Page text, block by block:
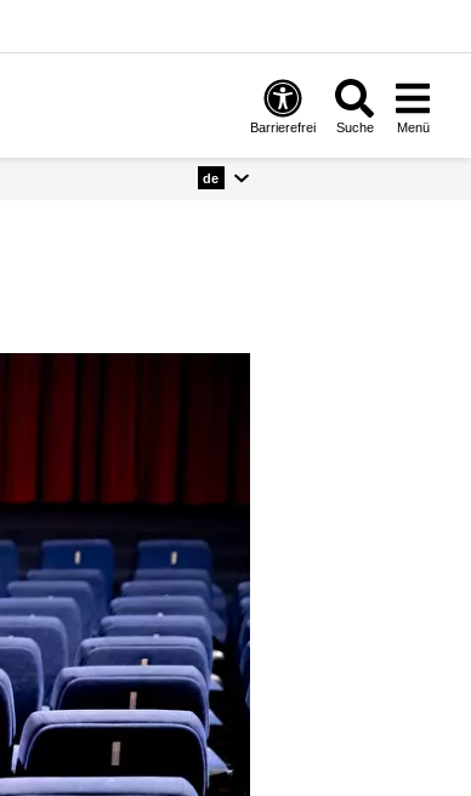
Barrierefrei Suche Menü
de